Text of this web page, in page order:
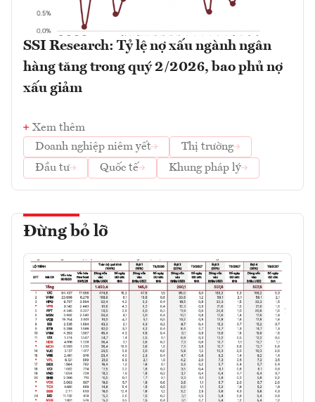
SSI Research: Tỷ lệ nợ xấu ngành ngân
hàng tăng trong quý 2/2026, bao phủ nợ
xấu giảm
Xem thêm
Doanh nghiệp niêm yết
Thị trường
Đầu tư
Quốc tế Khung pháp lý
Đừng bỏ lỡ